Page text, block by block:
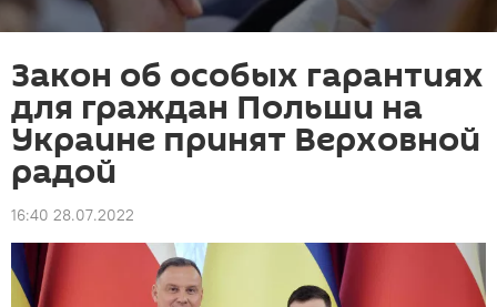
Закон об особых гарантиях
для граждан Польши на
Украине принят Верховной
радой
16:40 28.07.2022